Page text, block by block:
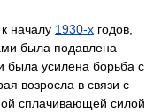
началу 1930-х годов,
была подавлена
была усилена борьба с
возросла в связи с
сплачивающей силой